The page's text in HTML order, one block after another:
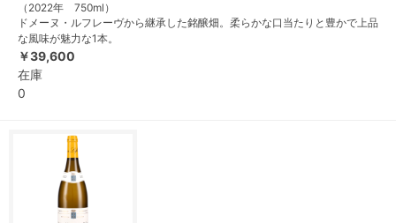
（2022年 750ml）
ドメーヌ・ルフレーヴから継承した銘醸畑。柔らかな口当たりと豊かで上品
な風味が魅力な1本。
￥39,600
在庫
0